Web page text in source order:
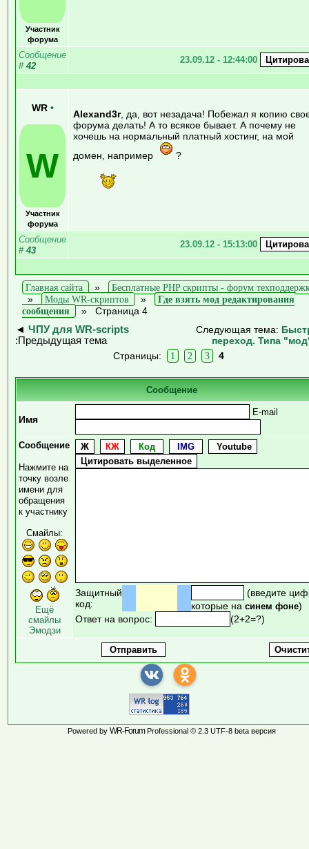
Участник
форума
Сообщение
# 42
23.09.12 - 12:44:00
WR •
W
Участник
форума
Alexand3r, да, вот незадача! Побежал я копию
форума делать! А то всякое бывает. А почему не
хочешь на нормальный платный хостинг, на мой
домен, например
?
Сообщение
# 43
23.09.12 - 15:13:00
Главная сайта »
Бесплатные PHP скрипты - форум
»
Моды WR-скриптов »
Где взять мод редактирования
сообщения
» Страница 4
◄ ЧПУ для WR-scripts
:Предыдущая тема
Следующая тема:
переход. Типа
Страницы:
1 2 3 4
Сообщение
Имя
E-mail
Сообщение
Нажмите на
точку возле
имени для
обращения
к участнику
Смайлы:
Ещё
смайлы
Эмодзи
Защитный
код:
(введите
которые на синем фоне)
Ответ на вопрос:
(2+2=?)
Powered by WR-ForumProfessional © 2.3 UTF-8 beta версия